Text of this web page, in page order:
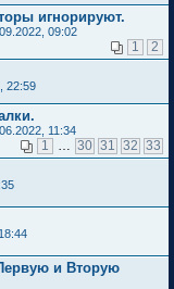
игнорируют.
09:02
1 2
22:59
11:34
1 30 31 32 33
и Вторую